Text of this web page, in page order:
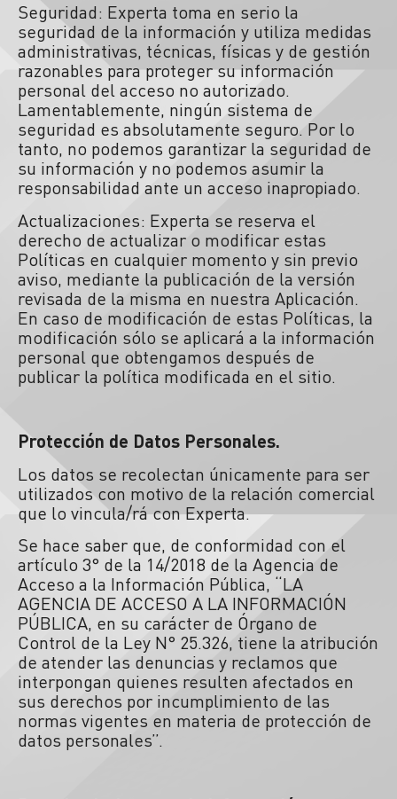
Seguridad: Experta toma en serio la
seguridad de la información y utiliza medidas
administrativas, técnicas, físicas y de gestión
razonables para proteger su información
personal del acceso no autorizado.
Lamentablemente, ningún sistema de
seguridad es absolutamente seguro. Por lo
tanto, no podemos garantizar la seguridad de
su información y no podemos asumir la
responsabilidad ante un acceso inapropiado.
Actualizaciones: Experta se reserva el
derecho de actualizar o modificar estas
Políticas en cualquier momento y sin previo
aviso, mediante la publicación de la versión
revisada de la misma en nuestra Aplicación.
En caso de modificación de estas Políticas, la
modificación sólo se aplicará a la información
personal que obtengamos después de
publicar la política modificada en el sitio.
Protección de Datos Personales.
Los datos se recolectan únicamente para ser
utilizados con motivo de la relación comercial
que lo vincula/rá con Experta.
Se hace saber que, de conformidad con el
artículo 3° de la 14/2018 de la Agencia de
Acceso a la Información Pública, “LA
AGENCIA DE ACCESO A LA INFORMACIÓN
PÚBLICA, en su carácter de Órgano de
Control de la Ley N° 25.326, tiene la atribución
de atender las denuncias y reclamos que
interpongan quienes resulten afectados en
sus derechos por incumplimiento de las
normas vigentes en materia de protección de
datos personales”.